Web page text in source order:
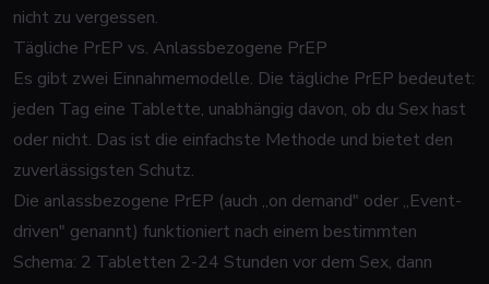
nicht zu vergessen.
Tägliche PrEP vs. Anlassbezogene PrEP
Es gibt zwei Einnahmemodelle. Die tägliche PrEP bedeutet:
jeden Tag eine Tablette, unabhängig davon, ob du Sex hast
oder nicht. Das ist die einfachste Methode und bietet den
zuverlässigsten Schutz.
Die anlassbezogene PrEP (auch „on demand" oder „Event-
driven" genannt) funktioniert nach einem bestimmten
Schema: 2 Tabletten 2-24 Stunden vor dem Sex, dann